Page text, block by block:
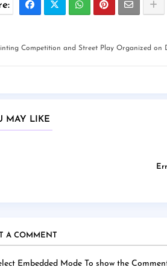
Competition and Street Play Organized on
MAY LIKE
A COMMENT
Embedded Mode To show the